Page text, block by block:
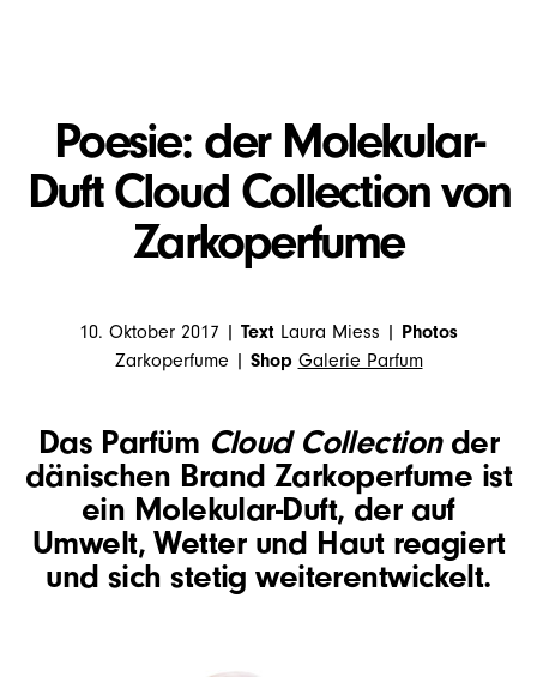
Poesie: der Molekular-
Duft Cloud Collection von
Zarkoperfume
10. Oktober 2017 | Text Laura Miess | Photos
Zarkoperfume | Shop Galerie Parfum
Das Parfüm Cloud Collectionder
dänischen Brand Zarkoperfume ist
ein Molekular-Duft, der auf
Umwelt, Wetter und Haut reagiert
und sich stetig weiterentwickelt.